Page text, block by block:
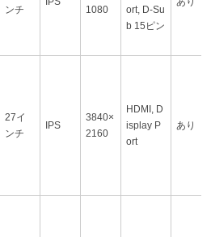
ンチ 1080
ort, D-Su
b 15ピン
27イ
ンチ
IPS
3840×
2160
HDMI, D
isplay P
ort
あり